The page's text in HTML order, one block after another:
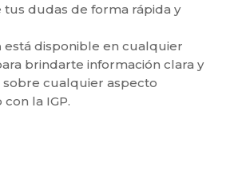
tus dudas de forma rápida y
está disponible en cualquier
brindarte información clara y
sobre cualquier aspecto
la IGP.